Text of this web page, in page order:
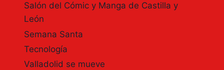
Salón del Cómic y Manga de Castilla y
León
Semana Santa
Tecnología
Valladolid se mueve